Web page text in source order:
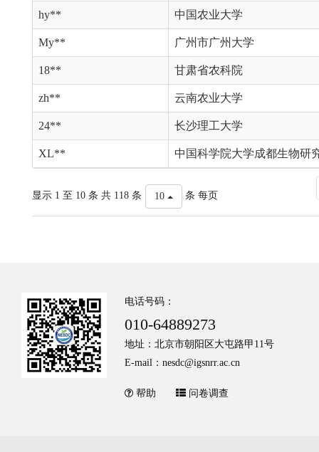
hy** 中国农业大学
My** 广州市广州大学
18** 甘肃省农科院
zh** 云南农业大学
24** 长沙理工大学
XL** 中国科学院大学成都生物研
显示 1 至 10 条 共 118 条 10 条 每页
电话号码：
010-64889273
地址：北京市朝阳区大屯路甲11号
E-mail：nesdc@igsnrr.ac.cn
帮助 问卷调查